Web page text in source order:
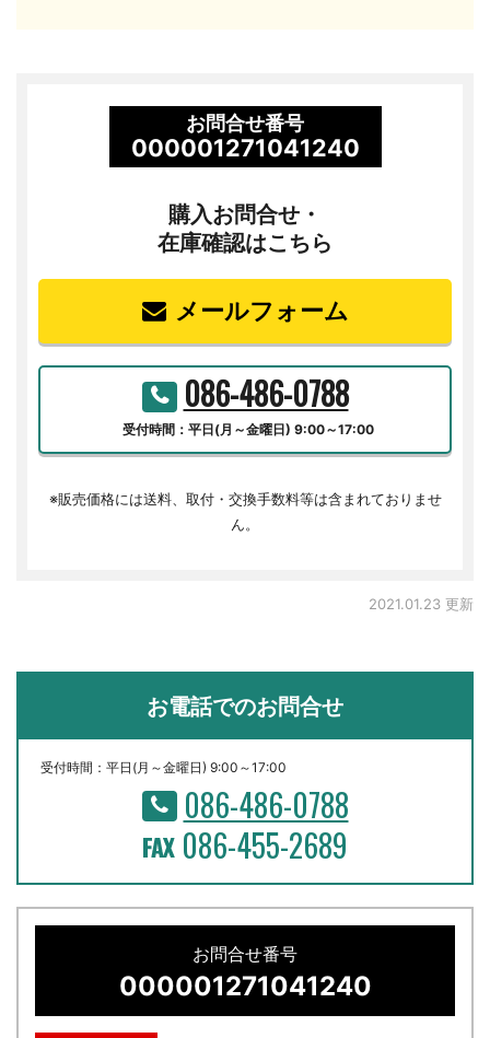
お問合せ番号
000001271041240
購入お問合せ・
在庫確認はこちら
メールフォーム
086-486-0788
受付時間：平日(月～金曜日) 9:00～17:00
※販売価格には送料、取付・交換手数料等は含まれておりませ
ん。
2021.01.23 更新
お電話でのお問合せ
受付時間：平日(月～金曜日) 9:00～17:00
086-486-0788
086-455-2689
お問合せ番号
000001271041240